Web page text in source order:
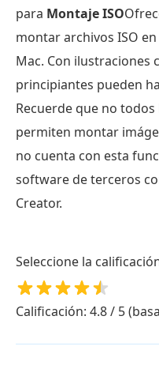
para Montaje ISO
montar archivos ISO
Mac. Con ilustraciones
principiantes pueden
Recuerde que no
permiten montar
no cuenta con esta
software de terceros
Creator.
Seleccione la
Calificación: 4.8 / 5